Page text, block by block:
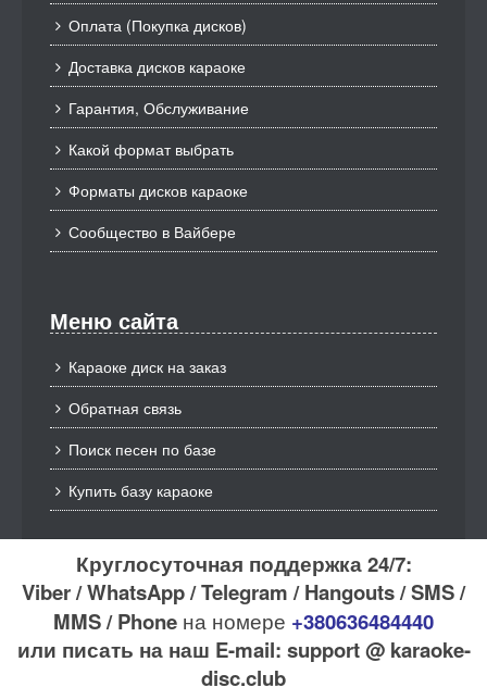
Оплата (Покупка дисков)
Доставка дисков караоке
Гарантия, Обслуживание
Какой формат выбрать
Форматы дисков караоке
Сообщество в Вайбере
Меню сайта
Караоке диск на заказ
Обратная связь
Поиск песен по базе
Купить базу караоке
Круглосуточная поддержка 24/7:
Viber / WhatsApp / Telegram / Hangouts / SMS /
MMS / Phone на номере +380636484440
или писать на наш E-mail: support @ karaoke-
disc.club